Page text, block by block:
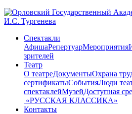
Спектакли
АфишаРепертуарМероприятия
зрителей
Театр
О театреДокументыОхрана
сертификатыСобытияЛюди
спектаклейМузейДоступная
​ «РУССКАЯ КЛАССИКА»
Контакты